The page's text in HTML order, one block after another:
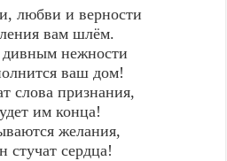
любви и верности
вам шлём.
нежности
ваш дом!
слова признания,
им конца!
желания,
стучат сердца!